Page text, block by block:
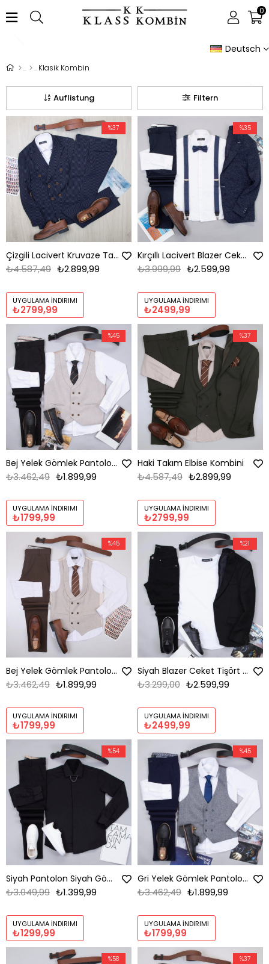
Deutsch
0
Klasik Kombin
Filtern
Auflistung
Çizgili Lacivert Kruvaze Takım Elbise Kombini
₺2.899,99
₺4.587,49
UYGULAMA İNDIRIMI
₺2799,99
%37
Kırçıllı Lacivert Blazer Ceket Gömlek Pantolon Papyon Askı Ayakkabı Kombin
₺2.599,99
₺3.999,99
UYGULAMA İNDIRIMI
₺2499,99
%35
Bej Yelek Gömlek Pantolon Ayakkabı Kombin
₺1.899,99
₺3.462,49
UYGULAMA İNDIRIMI
₺1799,99
%45
Haki Takım Elbise Kombini
₺2.899,99
₺4.587,49
UYGULAMA İNDIRIMI
₺2799,99
%37
Bej Yelek Gömlek Pantolon Ayakkabı Kombin
₺1.899,99
₺3.462,49
UYGULAMA İNDIRIMI
₺1799,99
%45
Siyah Blazer Ceket Tişört Pantolon Ayakkabı Kombin
₺2.599,99
₺3.299,00
UYGULAMA İNDIRIMI
₺2499,99
%21
Siyah Pantolon Siyah Gömlek Ayakkabı Kombin
₺1.399,99
₺3.049,99
UYGULAMA İNDIRIMI
₺1299,99
%54
Gri Yelek Gömlek Pantolon Ayakkabı Kombin
₺1.899,99
₺3.462,49
UYGULAMA İNDIRIMI
₺1799,99
%45
%58 %37